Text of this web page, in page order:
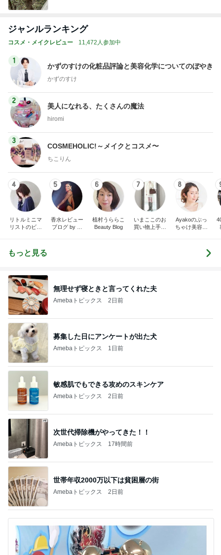
ジャンルランキング
コスメ・メイクレビュー 11,472人参加中
1
かずのすけの化粧品評論と美容化学についてのぼやき
かずのすけ
2
美人になれる、たくさんの魔法
hiromi
3
COSMEHOLIC!～メイクとコスメ〜
ちこりん
4
リトルミニマ
リストのビュ
alist's beauty c
olum
5
香水レビュー
ブログ by 箸
6
植村うららこ
Beauty Blog
7
いまここのお
買い物上手に
8
Ayakoのぶっ
ちゃけ美容会
もっと見る
無理せず寝ときと言ってくれた夫
Amebaトピックス 2日前
募集した日にアンケートが出た犬
Amebaトピックス 1日前
敏感肌でもできる攻めのスキンケア
Amebaトピックス 2日前
次世代掃除機がやってきた！！
Amebaトピックス 17時間前
世帯年収2000万以下は貧困層の街
Amebaトピックス 2日前